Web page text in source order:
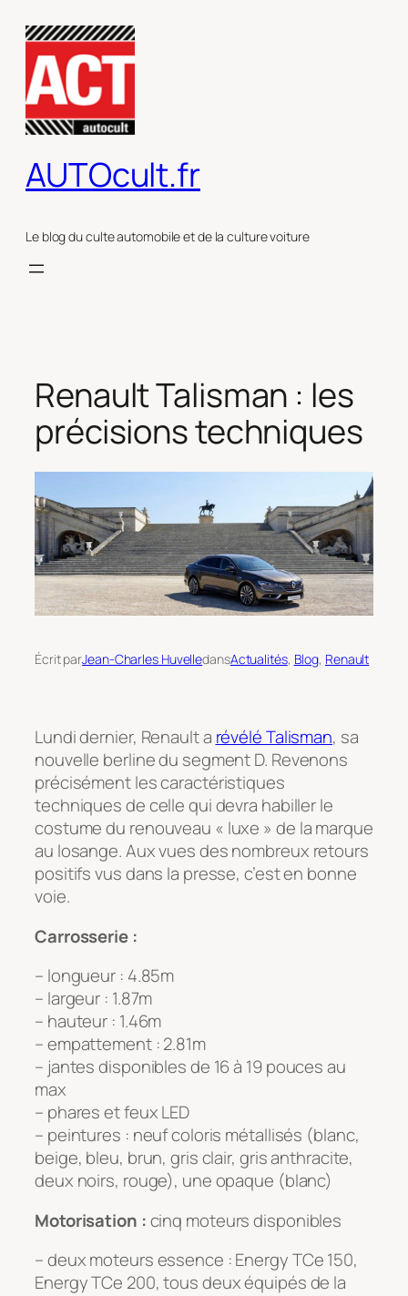
contenu
AUTOcult.fr
Le blog du culte automobile et de la culture voiture
Renault Talisman : les
précisions techniques
Écrit parJean-Charles HuvelledansActualités, Blog, Renault
Lundi dernier, Renault a révélé Talisman, sa
nouvelle berline du segment D. Revenons
précisément les caractéristiques
techniques de celle qui devra habiller le
costume du renouveau « luxe » de la marque
au losange. Aux vues des nombreux retours
positifs vus dans la presse, c’est en bonne
voie.
Carrosserie :
– longueur : 4.85m
– largeur : 1.87m
– hauteur : 1.46m
– empattement : 2.81m
– jantes disponibles de 16 à 19 pouces au
max
– phares et feux LED
– peintures : neuf coloris métallisés (blanc,
beige, bleu, brun, gris clair, gris anthracite,
deux noirs, rouge), une opaque (blanc)
Motorisation :cinq moteurs disponibles
– deux moteurs essence : Energy TCe 150,
Energy TCe 200, tous deux équipés de la